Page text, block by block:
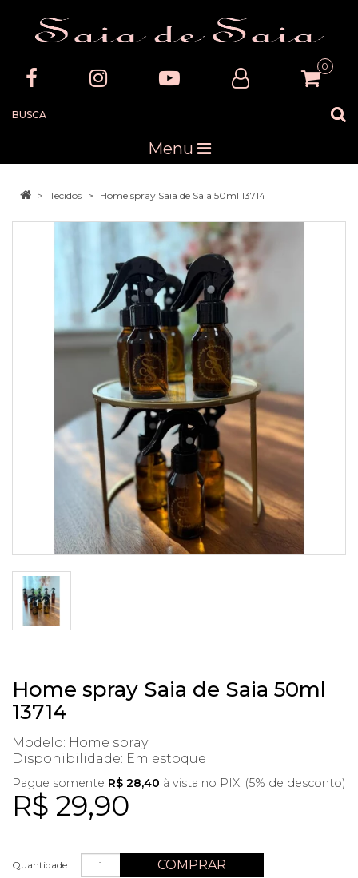
0
Menu
Tecidos Home spray Saia de Saia 50ml 13714
Home spray Saia de Saia 50ml
13714
Modelo: Home spray
Disponibilidade: Em estoque
R$ 29,90
Pague somente R$ 28,40 à vista no PIX. (5% de desconto)
Quantidade COMPRAR